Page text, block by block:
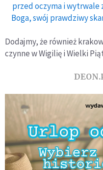
przed oczyma i wytrwale
Boga, swój prawdziwy
Dodajmy, że również
czynne w Wigilię i Wielki